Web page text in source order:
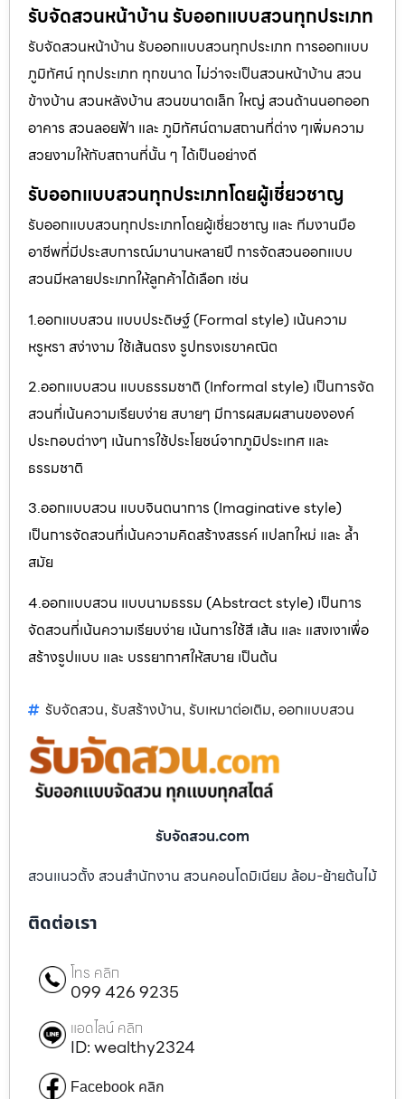
รับจัดสวนหน้าบ้าน รับออกแบบสวนทุกประเภท
รับจัดสวนหน้าบ้าน รับออกแบบสวนทุกประเภท การออกแบบ
ภูมิทัศน์ ทุกประเภท ทุกขนาด ไม่ว่าจะเป็นสวนหน้าบ้าน สวน
ข้างบ้าน สวนหลังบ้าน สวนขนาดเล็ก ใหญ่ สวนด้านนอกออก
อาคาร สวนลอยฟ้า และ ภูมิทัศน์ตามสถานที่ต่าง ๆเพิ่มความ
สวยงามให้กับสถานที่นั้น ๆ ได้เป็นอย่างดี
รับออกแบบสวนทุกประเภทโดยผู้เชี่ยวชาญ
รับออกแบบสวนทุกประเภทโดยผู้เชี่ยวชาญ และ ทีมงานมือ
อาชีพที่มีประสบการณ์มานานหลายปี การจัดสวนออกแบบ
สวนมีหลายประเภทให้ลูกค้าได้เลือก เช่น
1.ออกแบบสวน แบบประดิษฐ์ (Formal style) เน้นความ
หรูหรา สง่างาม ใช้เส้นตรง รูปทรงเรขาคณิต
2.ออกแบบสวน แบบธรรมชาติ (Informal style) เป็นการจัด
สวนที่เน้นความเรียบง่าย สบายๆ มีการผสมผสานขององค์
ประกอบต่างๆ เน้นการใช้ประโยชน์จากภูมิประเทศ และ
ธรรมชาติ
3.ออกแบบสวน แบบจินตนาการ (Imaginative style)
เป็นการจัดสวนที่เน้นความคิดสร้างสรรค์ แปลกใหม่ และ ล้ำ
สมัย
4.ออกแบบสวน แบบนามธรรม (Abstract style) เป็นการ
จัดสวนที่เน้นความเรียบง่าย เน้นการใช้สี เส้น และ แสงเงาเพื่อ
สร้างรูปแบบ และ บรรยากาศให้สบาย เป็นต้น
รับจัดสวน, รับสร้างบ้าน, รับเหมาต่อเติม, ออกแบบสวน
รับจัดสวน.com
สวนแนวตั้ง สวนสำนักงาน สวนคอนโดมิเนียม ล้อม-ย้ายต้นไม้
ติดต่อเรา
โทร คลิก
099 426 9235
แอดไลน์ คลิก
ID: wealthy2324
Facebook คลิก